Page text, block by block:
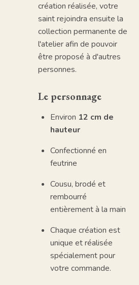
création réalisée, votre
saint rejoindra ensuite la
collection permanente de
l'atelier afin de pouvoir
être proposé à d'autres
personnes.
Le personnage
Environ 12 cm de
hauteur
Confectionné en
feutrine
Cousu, brodé et
rembourré
entièrement à la main
Chaque création est
unique et réalisée
spécialement pour
votre commande.